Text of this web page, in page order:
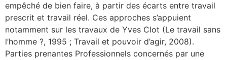
empêché de bien faire, à partir des écarts entre travail
prescrit et travail réel. Ces approches s’appuient
notamment sur les travaux de Yves Clot (Le travail sans
l’homme ?, 1995 ; Travail et pouvoir d’agir, 2008).
Parties prenantes Professionnels concernés par une